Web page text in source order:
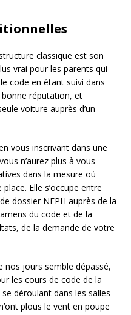
classique est son
vrai pour les parents qui
code en étant suivi dans
réputation, et
voiture auprès d’un
vous inscrivant dans une
n’aurez plus à vous
dans la mesure où
Elle s’occupe entre
dossier NEPH auprès de la
du code et de la
de la demande de votre
nos jours semble dépassé,
les cours de code de la
déroulant dans les salles
plous le vent en poupe